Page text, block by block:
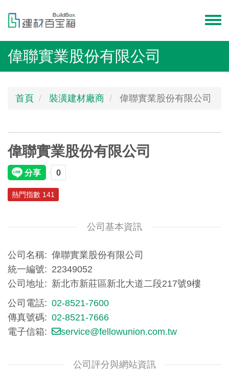
menu
偉聯實業股份有限公司
首頁 裝潢建材廠商 偉聯實業股份有限公司
偉聯實業股份有限公司
熱門指數 141
公司基本資訊
公司名稱
偉聯實業股份有限公司
統一編號
22349052
公司地址
新北市新莊區新北大道二段217號9樓
公司電話
02-8521-7600
傳真號碼
02-8521-7666
電子信箱
service@fellowunion.com.tw
公司評分與網站資訊